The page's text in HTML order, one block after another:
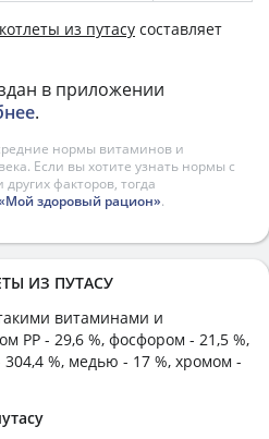
котлеты из путасу составляет
в приложении
.
нормы витаминов и
Если вы хотите узнать нормы с
факторов, тогда
здоровый рацион».
ИЗ ПУТАСУ
витаминами и
PP - 29,6 %, фосфором - 21,5 %,
%, медью - 17 %, хромом -